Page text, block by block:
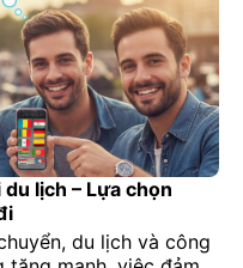
lịch – Lựa chọn
du lịch và công